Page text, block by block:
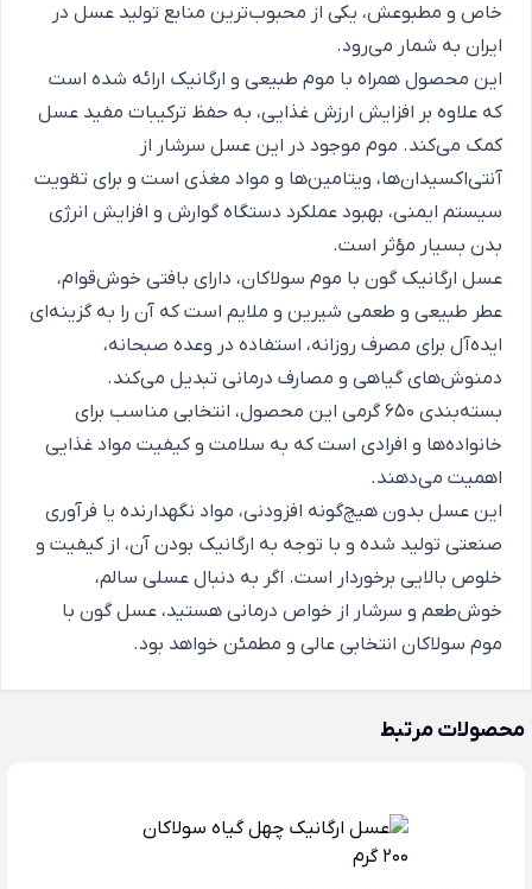
خاص و مطبوعش، یکی از محبوب‌ترین منابع تولید عسل در
ایران به شمار می‌رود.
این محصول همراه با موم طبیعی و ارگانیک ارائه شده است
که علاوه بر افزایش ارزش غذایی، به حفظ ترکیبات مفید عسل
کمک می‌کند. موم موجود در این عسل سرشار از
آنتی‌اکسیدان‌ها، ویتامین‌ها و مواد مغذی است و برای تقویت
سیستم ایمنی، بهبود عملکرد دستگاه گوارش و افزایش انرژی
بدن بسیار مؤثر است.
عسل ارگانیک گون با موم سولاکان، دارای بافتی خوش‌قوام،
عطر طبیعی و طعمی شیرین و ملایم است که آن را به گزینه‌ای
ایده‌آل برای مصرف روزانه، استفاده در وعده صبحانه،
دمنوش‌های گیاهی و مصارف درمانی تبدیل می‌کند.
بسته‌بندی 650 گرمی این محصول، انتخابی مناسب برای
خانواده‌ها و افرادی است که به سلامت و کیفیت مواد غذایی
اهمیت می‌دهند.
این عسل بدون هیچ‌گونه افزودنی، مواد نگهدارنده یا فرآوری
صنعتی تولید شده و با توجه به ارگانیک بودن آن، از کیفیت و
خلوص بالایی برخوردار است. اگر به دنبال عسلی سالم،
خوش‌طعم و سرشار از خواص درمانی هستید، عسل گون با
موم سولاکان انتخابی عالی و مطمئن خواهد بود.
محصولات مرتبط